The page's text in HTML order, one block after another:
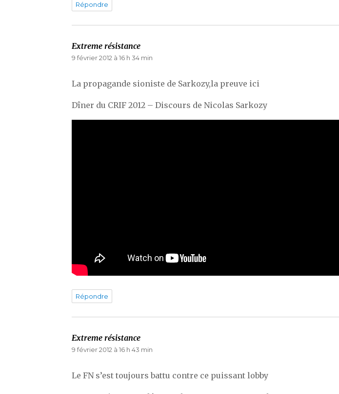
Répondre
Extreme résistance
9 février 2012 à 16 h 34 min
La propagande sioniste de Sarkozy,la preuve ici
Dîner du CRIF 2012 – Discours de Nicolas Sarkozy
Répondre
Extreme résistance
9 février 2012 à 16 h 43 min
Le FN s’est toujours battu contre ce puissant lobby